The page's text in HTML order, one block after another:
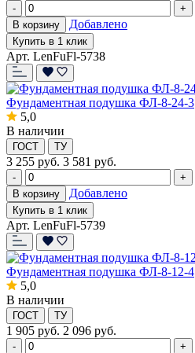
-
+
В корзину
Добавлено
Купить в 1 клик
Арт. LenFuFl-5738
Фундаментная подушка ФЛ-8-24-3
5,0
В наличии
ГОСТ ТУ
3 255 руб. 3 581 руб.
-
+
В корзину
Добавлено
Купить в 1 клик
Арт. LenFuFl-5739
Фундаментная подушка ФЛ-8-12-4
5,0
В наличии
ГОСТ ТУ
1 905 руб. 2 096 руб.
-
+